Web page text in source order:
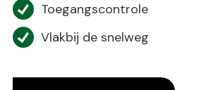
Toegangscontrole
Vlakbij de snelweg